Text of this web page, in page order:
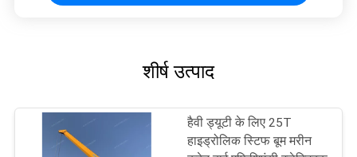
शीर्ष उत्पाद
हैवी ड्यूटी के लिए 25T
हाइड्रोलिक स्टिफ बूम मरीन